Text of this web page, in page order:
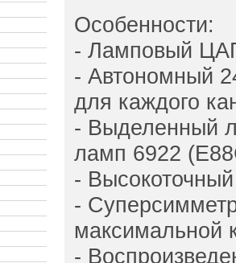
Особенности:
- Ламповый
- Автономный
для каждого
- Выделенный
ламп 6922
-
-
максимальной
-